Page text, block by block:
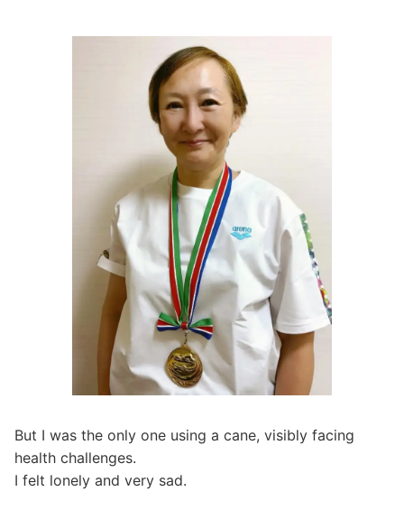
But I was the only one using a cane, visibly facing
health challenges.
I felt lonely and very sad.